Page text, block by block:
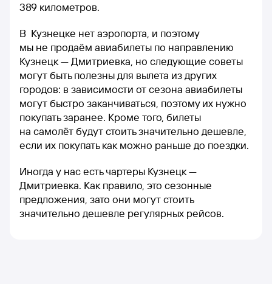
389 километров.
В Кузнецке нет аэропорта, и поэтому
мы не продаём авиабилеты по направлению
Кузнецк — Дмитриевка, но следующие советы
могут быть полезны для вылета из других
городов: в зависимости от сезона авиабилеты
могут быстро заканчиваться, поэтому их нужно
покупать заранее. Кроме того, билеты
на самолёт будут стоить значительно дешевле,
если их покупать как можно раньше до поездки.
Иногда у нас есть чартеры Кузнецк —
Дмитриевка. Как правило, это сезонные
предложения, зато они могут стоить
значительно дешевле регулярных рейсов.